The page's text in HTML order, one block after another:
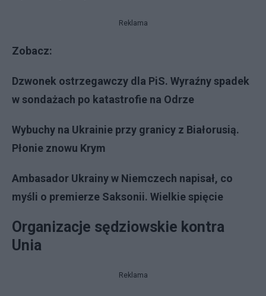
Reklama
Zobacz:
Dzwonek ostrzegawczy dla PiS. Wyraźny spadek
w sondażach po katastrofie na Odrze
Wybuchy na Ukrainie przy granicy z Białorusią.
Płonie znowu Krym
Ambasador Ukrainy w Niemczech napisał, co
myśli o premierze Saksonii. Wielkie spięcie
Organizacje sędziowskie kontra
Unia
Reklama